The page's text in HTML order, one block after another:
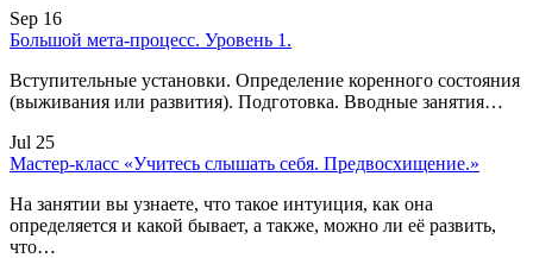
Sep 16
Большой мета-процесс. Уровень 1.
Вступительные установки. Определение коренного состояния
(выживания или развития). Подготовка. Вводные занятия…
Jul 25
Мастер-класс «Учитесь слышать себя. Предвосхищение.»
На занятии вы узнаете, что такое интуиция, как она
определяется и какой бывает, а также, можно ли её развить,
что…